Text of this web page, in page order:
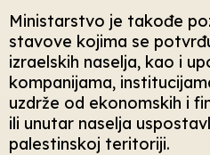
Ministarstvo je takođe
stavove kojima se
izraelskih naselja, kao i
kompanijama,
uzdrže od ekonomskih i
ili unutar naselja
palestinskoj teritoriji.